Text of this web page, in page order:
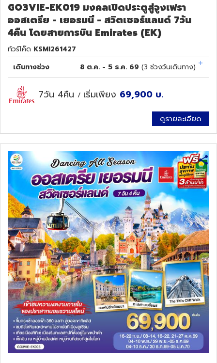
GO3VIE-EK019 มงคลเปิดประตูสู่จูงเฟรา
ออสเตรีย - เยอรมนี - สวิตเซอร์แลนด์ 7วัน
4คืน โดยสายการบิน Emirates (EK)
ทัวร์โค๊ด KSMI261427
เดินทางช่วง
8 ต.ค. - 5 ธ.ค. 69 (3 ช่วงวันเดินทาง)
7วัน 4คืน / เริ่มเพียง 69,900 บ.
ดูรายละเอียด